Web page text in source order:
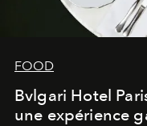
FOOD
Bvlgari Hotel
une expérience